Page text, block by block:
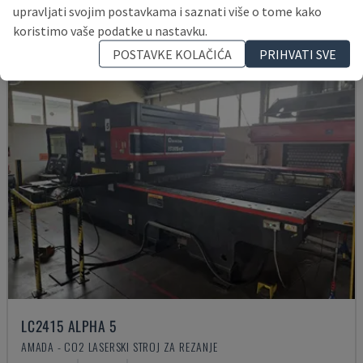
LC2415 ALPHA 5
AMADA - CO2 LASERSKI STROJ ZA REZANJE
upravljati svojim postavkama i saznati više o tome kako
koristimo vaše podatke u nastavku.
POSTAVKE KOLAČIĆA
PRIHVATI SVE